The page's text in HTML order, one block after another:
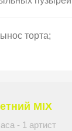
торта;
MIX
- 1 артист